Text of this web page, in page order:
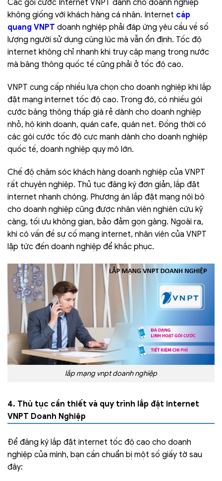
Các gói cước Internet VNPT dành cho doanh nghiệp
không giống với khách hàng cá nhân. Internet cáp
quang VNPT doanh nghiệp phải đáp ứng yêu cầu về số
lượng người sử dụng cùng lúc mà vẫn ổn định. Tốc độ
internet không chỉ nhanh khi truy cập mạng trong nước
mà băng thông quốc tế cũng phải ở tốc độ cao.
VNPT cung cấp nhiều lựa chọn cho doanh nghiệp khi lắp
đặt mạng internet tốc độ cao. Trong đó, có nhiều gói
cước băng thông thấp giá rẻ dành cho doanh nghiệp
nhỏ, hộ kinh doanh, quán cafe, quán net. Đồng thời có
các gói cước tốc độ cực mạnh dành cho doanh nghiệp
quốc tế, doanh nghiệp quy mô lớn.
Chế độ chăm sóc khách hàng doanh nghiệp của VNPT
rất chuyên nghiệp. Thủ tục đăng ký đơn giản, lắp đặt
internet nhanh chóng. Phương án lắp đặt mạng nội bộ
cho doanh nghiệp cũng được nhân viên nghiên cứu kỹ
càng, tối ưu không gian, bảo đảm gọn gàng. Ngoài ra,
khi có vấn đề sự cố mạng internet, nhân viên của VNPT
lặp tức đến doanh nghiệp để khắc phục.
lắp mạng vnpt doanh nghiệp
4. Thủ tục cần thiết và quy trình lắp đặt internet
VNPT Doanh Nghiệp
Để đăng ký lắp đặt internet tốc độ cao cho doanh
nghiệp của mình, bạn cần chuẩn bị một số giấy tờ sau
đây: